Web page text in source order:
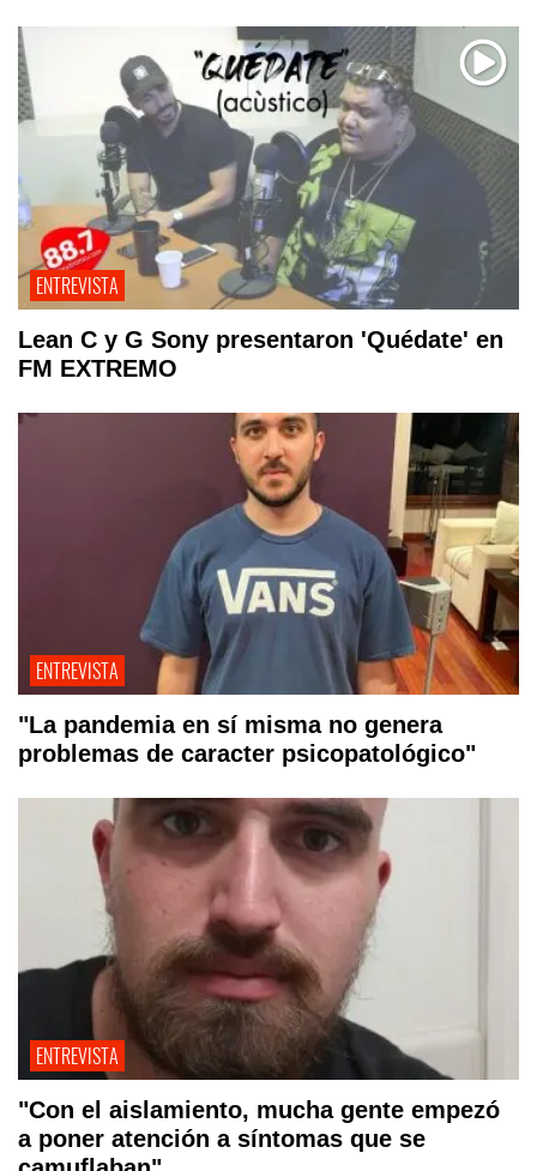
ENTREVISTA
Lean C y G Sony presentaron 'Quédate' en
FM EXTREMO
ENTREVISTA
"La pandemia en sí misma no genera
problemas de caracter psicopatológico"
ENTREVISTA
"Con el aislamiento, mucha gente empezó
a poner atención a síntomas que se